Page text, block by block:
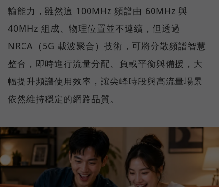
輸能力，雖然這 100MHz 頻譜由 60MHz 與
40MHz 組成、物理位置並不連續，但透過
NRCA（5G 載波聚合）技術，可將分散頻譜智慧
整合，即時進行流量分配、負載平衡與備援，大
幅提升頻譜使用效率，讓尖峰時段與高流量場景
依然維持穩定的網路品質。